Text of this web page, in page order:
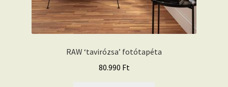
RAW ‘tavirózsa’ fotótapéta
80.990 Ft